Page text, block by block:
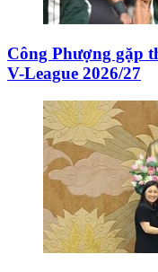
Công Phượng gặp
V-League 2026/27